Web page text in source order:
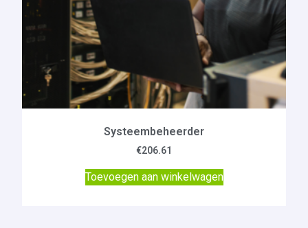
Systeembeheerder
€206.61
Toevoegen aan winkelwagen